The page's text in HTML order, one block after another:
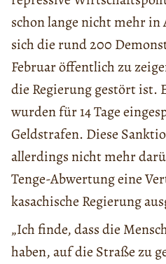
schon lange nicht mehr
sich die rund 200
Februar öffentlich zu
die Regierung gestört ist.
wurden für 14 Tage
Geldstrafen. Diese
allerdings nicht mehr
Tenge-Abwertung eine
kasachische Regierung
„Ich finde, dass die
haben, auf die Straße zu